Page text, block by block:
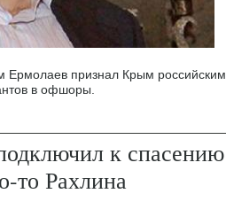
признал Крым российским
в офшоры.
к спасению
то Рахлина